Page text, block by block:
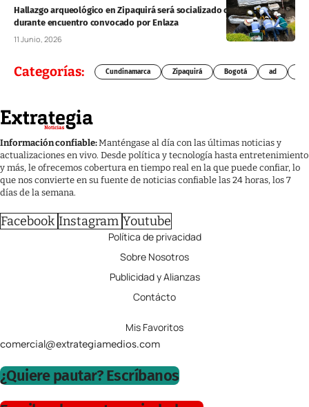
Hallazgo arqueológico en Zipaquirá será socializado con la comunidad
durante encuentro convocado por Enlaza
11 Junio, 2026
Categorías: Cundinamarca Zipaquirá Bogotá ad
Información confiable:Manténgase al día con las últimas noticias y
actualizaciones en vivo. Desde política y tecnología hasta entretenimiento
y más, le ofrecemos cobertura en tiempo real en la que puede confiar, lo
que nos convierte en su fuente de noticias confiable las 24 horas, los 7
días de la semana.
Facebook Instagram Youtube
Política de privacidad
Sobre Nosotros
Publicidad y Alianzas
Contácto
Mis Favoritos
comercial@extrategiamedios.com
¿Quiere pautar? Escríbanos